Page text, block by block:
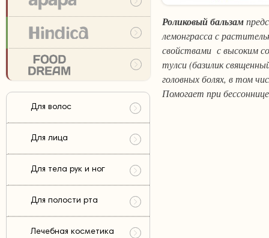
Роликовый бальзам
лемонграсса с
свойствами с высоким
тулси (базилик
головных болях, в том
Помогает при
Для волос
Для лица
Для тела рук и ног
Для полости рта
Лечебная косметика